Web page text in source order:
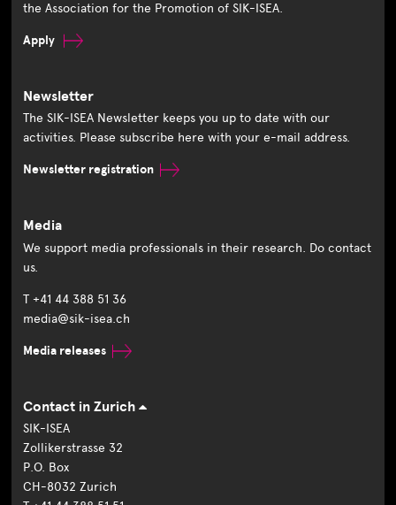
the Association for the Promotion of SIK-ISEA.
Apply
Newsletter
The SIK-ISEA Newsletter keeps you up to date with our
activities. Please subscribe here with your e-mail address.
Newsletter registration
Media
We support media professionals in their research. Do contact
us.
T +41 44 388 51 36
media@sik-isea.ch
Media releases
Contact in Zurich
SIK-ISEA
Zollikerstrasse 32
P.O. Box
CH-8032 Zurich